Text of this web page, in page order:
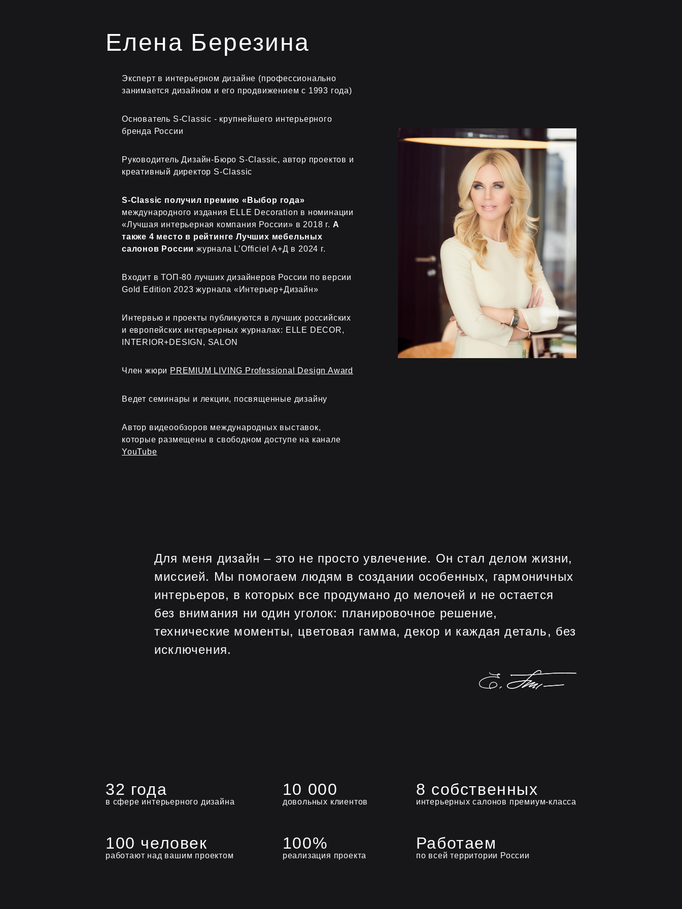
Елена Березина
Эксперт в интерьерном дизайне (профессионально
занимается дизайном и его продвижением с 1993 года)
Основатель S-Classic - крупнейшего интерьерного
бренда России
Руководитель Дизайн-Бюро S-Classic, автор проектов и
креативный директор S-Classic
S-Classic получил премию«Выбор года»
международного издания ELLE Decoration в номинации
«Лучшая интерьерная компания России» в 2018 г. А
также 4 место в рейтинге Лучших мебельных
салонов России журнала L’Officiel А+Д в 2024 г.
Входит в ТОП-80 лучших дизайнеров России по версии
Gold Edition 2023 журнала «Интерьер+Дизайн»
Интервью и проекты публикуются в лучших российских
и европейских интерьерных журналах: ELLE DECOR,
INTERIOR+DESIGN, SALON
Член жюри PREMIUM LIVING Professional Design Award
Ведет семинары и лекции, посвященные дизайну
Автор видеообзоров международных выставок,
которые размещены в свободном доступе на канале
YouTube
Для меня дизайн – это не просто увлечение. Он стал делом жизни,
миссией. Мы помогаем людям в создании особенных, гармоничных
интерьеров, в которых все продумано до мелочей и не остается
без внимания ни один уголок: планировочное решение,
технические моменты, цветовая гамма, декор и каждая деталь, без
исключения.
32 года
в сфере интерьерного дизайна
100 человек
работают над вашим проектом
10 000
довольных клиентов
100%
реализация проекта
8 собственных
интерьерных салонов премиум-класса
Работаем
по всей территории России